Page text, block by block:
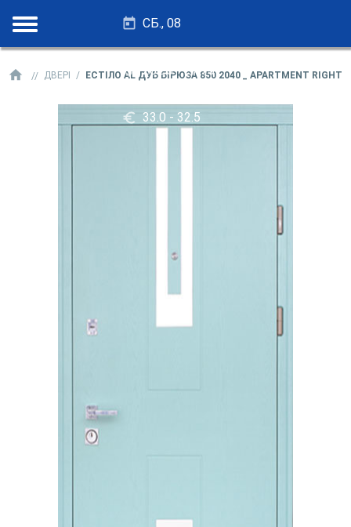
СБ., 08
28.25 - 27.75
33.0 - 32.5
ДВЕРІ ЕСТІЛО AL ДУБ БІРЮЗА 850 2040 _ APARTMENT RIGHT